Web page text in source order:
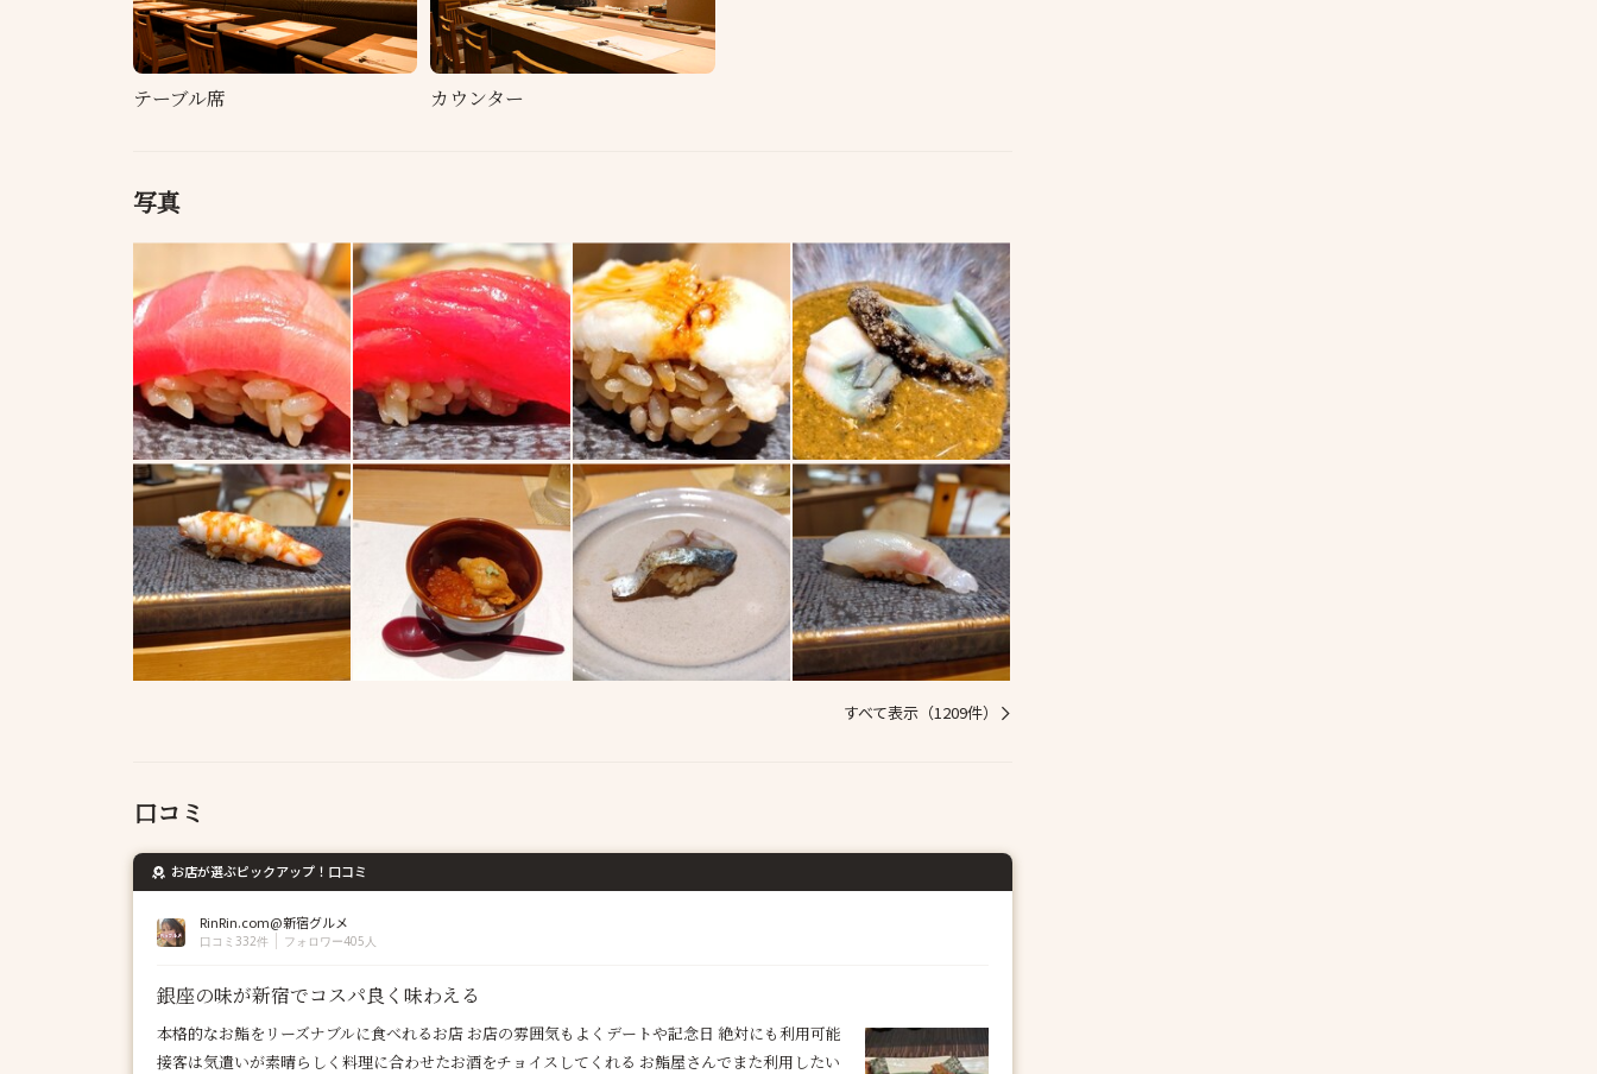
テーブル席 カウンター
写真
すべて表示（1209件）
口コミ
お店が選ぶピックアップ！口コミ
RinRin.com@新宿グルメ
口コミ332件 フォロワー405人
銀座の味が新宿でコスパ良く味わえる
本格的なお鮨をリーズナブルに食べれるお店 お店の雰囲気もよくデートや記念日 絶対にも利用可能
接客は気遣いが素晴らしく料理に合わせたお酒をチョイスしてくれる お鮨屋さんでまた利用したい